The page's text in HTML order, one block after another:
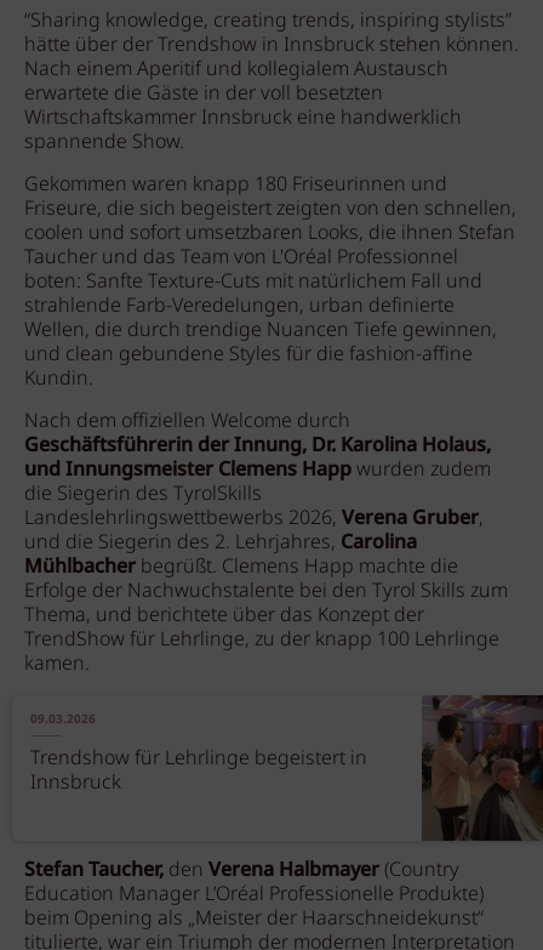
“Sharing knowledge, creating trends, inspiring stylists”
hätte über der Trendshow in Innsbruck stehen können.
Nach einem Aperitif und kollegialem Austausch
erwartete die Gäste in der voll besetzten
Wirtschaftskammer Innsbruck eine handwerklich
spannende Show.
Gekommen waren knapp 180 Friseurinnen und
Friseure, die sich begeistert zeigten von den schnellen,
coolen und sofort umsetzbaren Looks, die ihnen Stefan
Taucher und das Team von L'Oréal Professionnel
boten: Sanfte Texture-Cuts mit natürlichem Fall und
strahlende Farb-Veredelungen, urban definierte
Wellen, die durch trendige Nuancen Tiefe gewinnen,
und clean gebundene Styles für die fashion-affine
Kundin.
Nach dem offiziellen Welcome durch
Geschäftsführerin der Innung, Dr. Karolina Holaus,
und Innungsmeister Clemens Happwurden zudem
die Siegerin des TyrolSkills
Landeslehrlingswettbewerbs 2026, Verena Gruber,
und die Siegerin des 2. Lehrjahres, Carolina
Mühlbacher begrüßt. Clemens Happ machte die
Erfolge der Nachwuchstalente bei den Tyrol Skills zum
Thema, und berichtete über das Konzept der
TrendShow für Lehrlinge, zu der knapp 100 Lehrlinge
kamen.
09.03.2026
Trendshow für Lehrlinge begeistert in
Innsbruck
Stefan Taucher, den Verena Halbmayer(Country
Education Manager L’Oréal Professionelle Produkte)
beim Opening als „Meister der Haarschneidekunst“
titulierte, war ein Triumph der modernen Interpretation